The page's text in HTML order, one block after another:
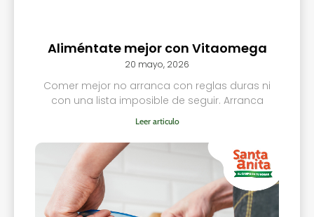
Aliméntate mejor con Vitaomega
20 mayo, 2026
Comer mejor no arranca con reglas duras ni
con una lista imposible de seguir. Arranca
Leer articulo